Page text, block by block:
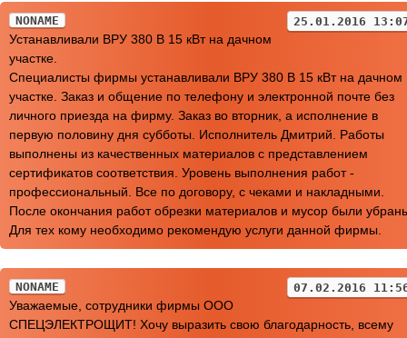
NONAME 25.01.2016
Устанавливали ВРУ 380 В 15 кВт на дачном
участке.
Специалисты фирмы устанавливали ВРУ 380 В 15 кВт на дачном
участке. Заказ и общение по телефону и электронной почте без
личного приезда на фирму. Заказ во вторник, а исполнение в
первую половину дня субботы. Исполнитель Дмитрий. Работы
выполнены из качественных материалов с представлением
сертификатов соответствия. Уровень выполнения работ -
профессиональный. Все по договору, с чеками и накладными.
После окончания работ обрезки материалов и мусор были
Для тех кому необходимо рекомендую услуги данной фирмы.
NONAME 07.02.2016
Уважаемые, сотрудники фирмы ООО
СПЕЦЭЛЕКТРОЩИТ! Хочу выразить свою благодарность, всему